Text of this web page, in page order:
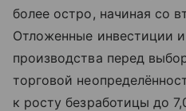
более остро, начиная со
Отложенные инвестиции
производства перед
торговой
к росту безработицы до